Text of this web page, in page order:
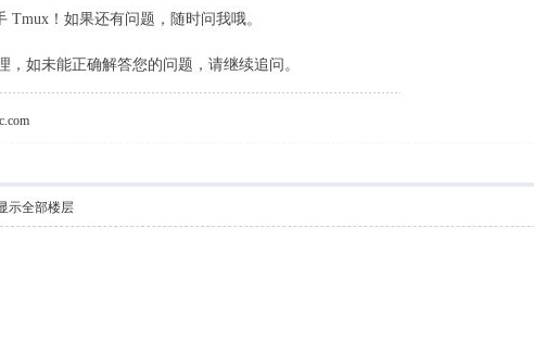
Tmux！如果还有问题，随时问我哦。
，如未能正确解答您的问题，请继续追问。
示全部楼层